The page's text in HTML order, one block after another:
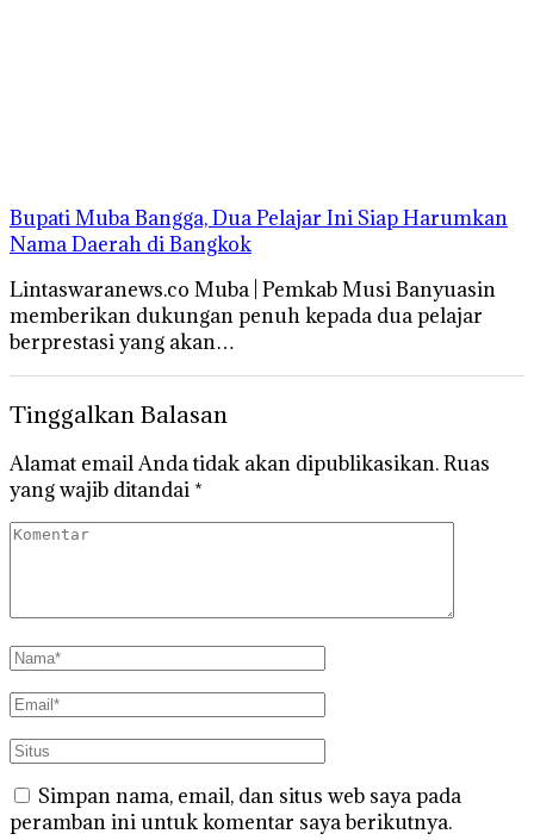
Bupati Muba Bangga, Dua Pelajar Ini Siap Harumkan
Nama Daerah di Bangkok
Lintaswaranews.co Muba | Pemkab Musi Banyuasin
memberikan dukungan penuh kepada dua pelajar
berprestasi yang akan…
Tinggalkan Balasan
Alamat email Anda tidak akan dipublikasikan.Ruas
yang wajib ditandai *
Simpan nama, email, dan situs web saya pada
peramban ini untuk komentar saya berikutnya.